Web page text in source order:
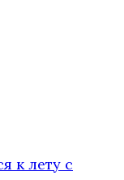
к лету с